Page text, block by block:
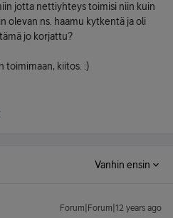
jotta nettiyhteys toimisi niin kuin
olevan ns. haamu kytkentä ja oli
jo korjattu?
toimimaan, kiitos. :)
Vanhin ensin
Forum|Forum|12 years ago